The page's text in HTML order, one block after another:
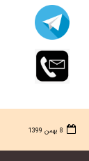
8 بهمن 1399